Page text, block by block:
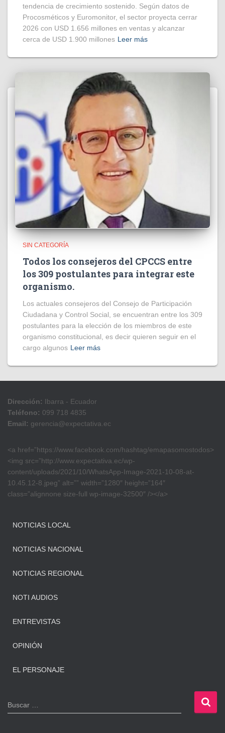
tendencia de crecimiento sostenido. Según datos de
Procosméticos y Euromonitor, el sector proyecta cerrar
2026 con USD 1.656 millones en ventas y alcanzar
cerca de USD 1.900 millones Leer más
SIN CATEGORÍA
Todos los consejeros del CPCCS entre
los 309 postulantes para integrar este
organismo.
Los actuales consejeros del Consejo de Participación
Ciudadana y Control Social, se encuentran entre los 309
postulantes para la elección de los miembros de este
organismo constitucional, es decir quieren seguir en el
cargo algunos Leer más
Dirección: Ibarra - Ecuador
Teléfono: 099 718 4835
Email: gerencia@expectativa.ec
<a href=”https://www.facebook.com/hashtag/emapasomostodos>
<img src=”http://www.expectativa.ec/wp-
content/uploads/2021/10/WhatsApp-Image-2021-10-08-at-
10.45.12-8.jpeg” alt=”” width=”1280″ height=”164″
class=”alignnone size-full wp-image-32500″ /></a>
NOTICIAS LOCAL
NOTICIAS NACIONAL
NOTICIAS REGIONAL
NOTI AUDIOS
ENTREVISTAS
OPINIÓN
EL PERSONAJE
B
u
Buscar …